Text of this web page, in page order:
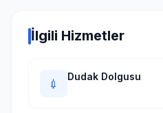
İlgili Hizmetler
💉
Dudak Dolgusu